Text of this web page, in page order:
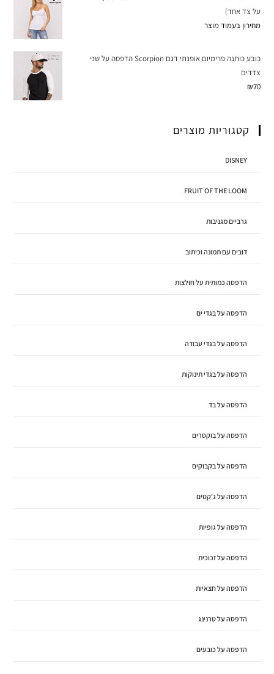
על צד אחד]
מחירון בעמוד מוצר
כובע כותנה פרימיום אופנתי דגם Scorpion הדפסה על שני
צדדים
₪70
קטגוריות מוצרים
DISNEY
FRUIT OF THE LOOM
גרביים מגניבות
דובים עם תמונה וכיתוב
הדפסה כמותית על חולצות
הדפסה על בגדי ים
הדפסה על בגדי עבודה
הדפסה על בגדי תינוקות
הדפסה על בד
הדפסה על בוקסרים
הדפסה על בקבוקים
הדפסה על ג'קטים
הדפסה על גופיות
הדפסה על זכוכית
הדפסה על חצאיות
הדפסה על טרנינג
הדפסה על כובעים